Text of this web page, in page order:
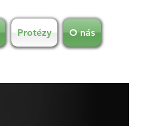
Protézy O nás